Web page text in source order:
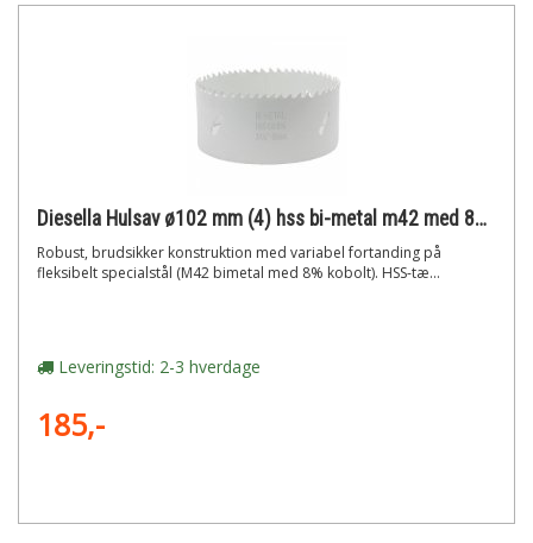
Diesella Hulsav ø102 mm (4) hss bi-metal m42 med 8% cobolt"
Robust, brudsikker konstruktion med variabel fortanding på
fleksibelt specialstål (M42 bimetal med 8% kobolt). HSS-tæ...
Leveringstid: 2-3 hverdage
185,-